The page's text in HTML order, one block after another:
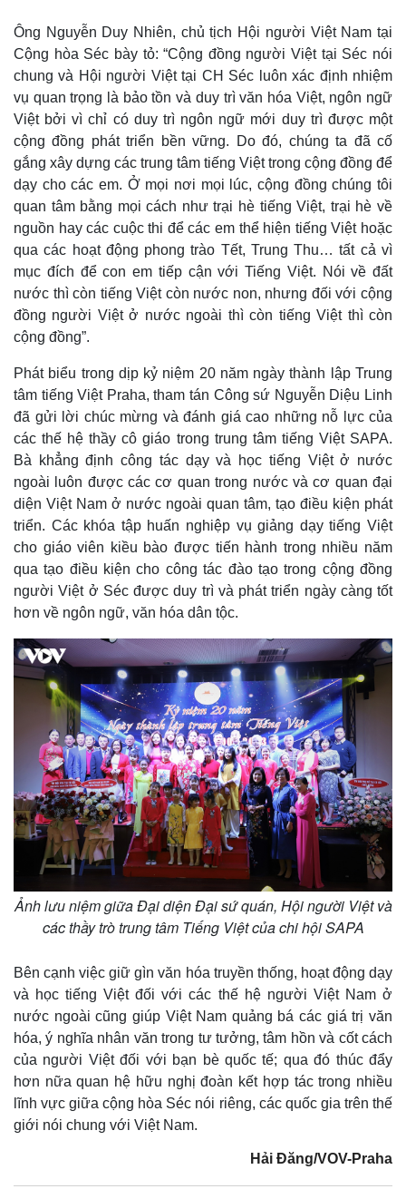
Vụ án
Tin nóng
Tư vấn luật
Vũ khí
Việt Nam
Phân tích
Ông Nguyễn Duy Nhiên, chủ tịch Hội người Việt Nam tại
Cộng hòa Séc bày tỏ: “Cộng đồng người Việt tại Séc nói
chung và Hội người Việt tại CH Séc luôn xác định nhiệm
vụ quan trọng là bảo tồn và duy trì văn hóa Việt, ngôn ngữ
Việt bởi vì chỉ có duy trì ngôn ngữ mới duy trì được một
cộng đồng phát triển bền vững. Do đó, chúng ta đã cố
gắng xây dựng các trung tâm tiếng Việt trong cộng đồng để
dạy cho các em. Ở mọi nơi mọi lúc, cộng đồng chúng tôi
quan tâm bằng mọi cách như trại hè tiếng Việt, trại hè về
nguồn hay các cuộc thi để các em thể hiện tiếng Việt hoặc
qua các hoạt động phong trào Tết, Trung Thu… tất cả vì
mục đích để con em tiếp cận với Tiếng Việt. Nói về đất
nước thì còn tiếng Việt còn nước non, nhưng đối với cộng
đồng người Việt ở nước ngoài thì còn tiếng Việt thì còn
cộng đồng”.
Phát biểu trong dịp kỷ niệm 20 năm ngày thành lập Trung
tâm tiếng Việt Praha, tham tán Công sứ Nguyễn Diệu Linh
đã gửi lời chúc mừng và đánh giá cao những nỗ lực của
các thế hệ thầy cô giáo trong trung tâm tiếng Việt SAPA.
Bà khẳng định công tác dạy và học tiếng Việt ở nước
ngoài luôn được các cơ quan trong nước và cơ quan đại
diện Việt Nam ở nước ngoài quan tâm, tạo điều kiện phát
triển. Các khóa tập huấn nghiệp vụ giảng dạy tiếng Việt
cho giáo viên kiều bào được tiến hành trong nhiều năm
qua tạo điều kiện cho công tác đào tạo trong cộng đồng
người Việt ở Séc được duy trì và phát triển ngày càng tốt
hơn về ngôn ngữ, văn hóa dân tộc.
Ảnh lưu niệm giữa Đại diện Đại sứ quán, Hội người Việt và
các thầy trò trung tâm Tiếng Việt của chi hội SAPA
Bên cạnh việc giữ gìn văn hóa truyền thống, hoạt động dạy
và học tiếng Việt đối với các thế hệ người Việt Nam ở
nước ngoài cũng giúp Việt Nam quảng bá các giá trị văn
hóa, ý nghĩa nhân văn trong tư tưởng, tâm hồn và cốt cách
của người Việt đối với bạn bè quốc tế; qua đó thúc đẩy
hơn nữa quan hệ hữu nghị đoàn kết hợp tác trong nhiều
lĩnh vực giữa cộng hòa Séc nói riêng, các quốc gia trên thế
giới nói chung với Việt Nam.
Hải Đăng/VOV-Praha